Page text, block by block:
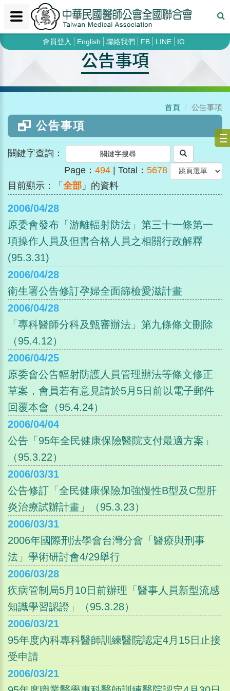
會員登入 English 聯絡我們 FB LINE IG
公告事項
首頁 公告事項
公告事項
關鍵字查詢：
Page： 494 | Total： 5678
目前顯示：「 全部 」的資料
2006/04/28
原委會發布「游離輻射防法」第三十一條第一
項操作人員及但書合格人員之相關行政解釋
(95.3.31)
2006/04/28
衛生署公告修訂孕婦全面篩檢愛滋計畫
2006/04/28
「專科醫師分科及甄審辦法」第九條條文刪除
（95.4.12）
2006/04/25
原委會公告輻射防護人員管理辦法等條文修正
草案，會員若有意見請於5月5日前以電子郵件
回覆本會（95.4.24）
2006/04/04
公告「95年全民健康保險醫院支付最適方案」
（95.3.22）
2006/03/31
公告修訂「全民健康保險加強慢性B型及C型肝
炎治療試辦計畫」（95.3.23）
2006/03/31
2006年國際刑法學會台灣分會「醫療與刑事
法」學術研討會4/29舉行
2006/03/28
疾病管制局5月10日前辦理「醫事人員新型流感
知識學習認證」（95.3.28）
2006/03/21
95年度內科專科醫師訓練醫院認定4月15日止接
受申請
2006/03/21